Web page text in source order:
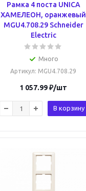
Рамка 4 поста UNICA
ХАМЕЛЕОН, оранжевый
MGU4.708.29 Schneider
Electric
Много
Артикул: MGU4.708.29
1 057.99₽/шт
В корзину